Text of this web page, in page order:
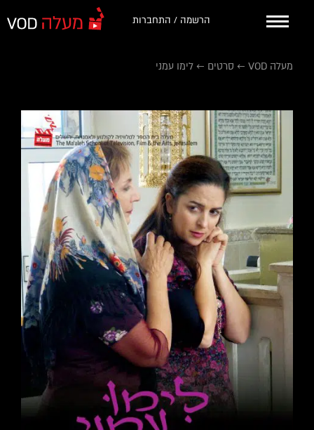
הרשמה / התחברות
מעלה VOD ← סרטים ← לימו עמני